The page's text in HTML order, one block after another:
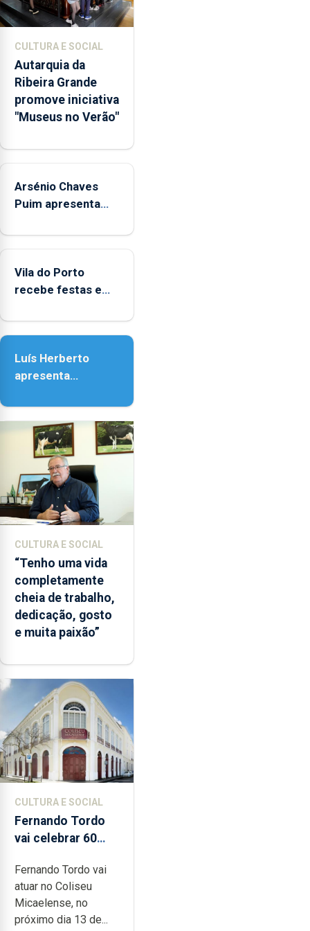
e
núcleos
integrados
na
Rede
Municipal
de
aos
durante
o
de
entre
as
e
as
18h00.
CULTURA E SOCIAL
Autarquia da
Ribeira Grande
promove iniciativa
"Museus no Verão"
Arsénio Chaves
Puim apresenta
de Vila do Porto
Vila do Porto
recebe festas em
Senhora da
Luís Herberto
apresenta
Paisagem’
CULTURA E SOCIAL
“Tenho uma vida
completamente
cheia de trabalho,
dedicação, gosto
e muita paixão”
CULTURA E SOCIAL
Fernando Tordo
vai celebrar 60
no Coliseu
Micaelense
Fernando Tordo vai
atuar no Coliseu
Micaelense, no
próximo dia 13 de...